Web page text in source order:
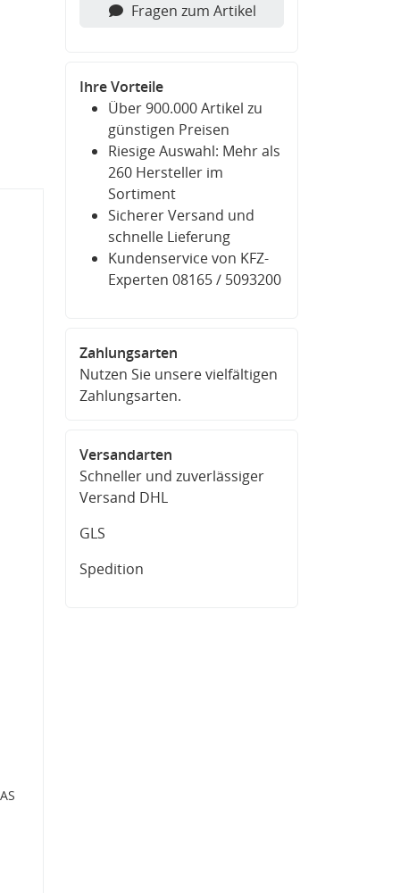
Fragen zum Artikel
Ihre Vorteile
Über 900.000 Artikel zu
günstigen Preisen
Riesige Auswahl: Mehr als
260 Hersteller im
Sortiment
Sicherer Versand und
schnelle Lieferung
Kundenservice von KFZ-
Experten 08165 / 5093200
Zahlungsarten
Nutzen Sie unsere vielfältigen
Zahlungsarten.
Versandarten
Schneller und zuverlässiger
Versand DHL
GLS
Spedition